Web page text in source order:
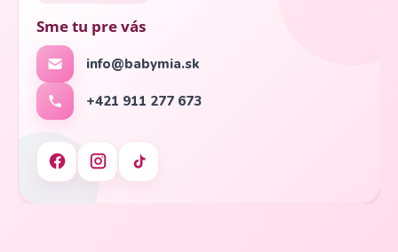
Sme tu pre vás
info@babymia.sk
+421 911 277 673